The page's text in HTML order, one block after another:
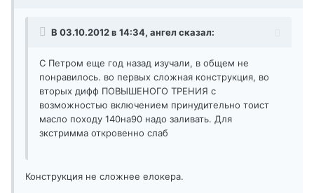
В 03.10.2012 в 14:34, ангел сказал:
С Петром еще год назад изучали, в общем не
понравилось. во первых сложная конструкция, во
вторых дифф ПОВЫШЕНОГО ТРЕНИЯ с
возможностью включением принудительно тоист
масло походу 140на90 надо заливать. Для
зкстримма откровенно слаб
Конструкция не сложнее елокера.